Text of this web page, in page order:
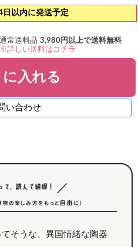
以内に発送予定
通常送料品 3,980円以上で送料無料
※詳しい送料はコチラ
入れる
い合わせ
そうな、異国情緒な陶器